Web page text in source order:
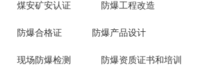
煤安矿安认证 防爆工程改造
防爆合格证 防爆产品设计
现场防爆检测 防爆资质证书和培训